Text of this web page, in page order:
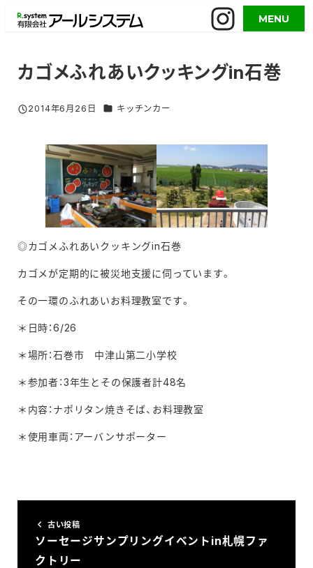
MENU
カゴメふれあいクッキングin石巻
投稿日
2014年6月26日 グルメイベント／活用事例 カテゴリー
キッチンカー
◎カゴメふれあいクッキングin石巻
カゴメが定期的に被災地支援に伺っています。
その一環のふれあいお料理教室です。
＊日時：6/26
＊場所：石巻市 中津山第二小学校
＊参加者：3年生とその保護者計48名
＊内容：ナポリタン焼きそば、お料理教室
＊使用車両：アーバンサポーター
古い投稿
ソーセージサンプリングイベントin札幌ファ
クトリー